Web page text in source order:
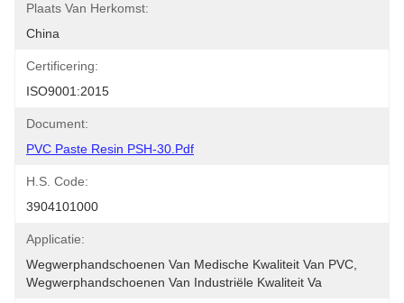
Plaats Van Herkomst:
China
Certificering:
ISO9001:2015
Document:
PVC Paste Resin PSH-30.pdf
H.S. Code:
3904101000
Applicatie:
Wegwerphandschoenen Van Medische Kwaliteit Van PVC,
Wegwerphandschoenen Van Industriële Kwaliteit Va